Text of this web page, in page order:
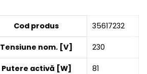
Cod produs 35617232
Tensiune nom. [V] 230
Putere activă [W] 81